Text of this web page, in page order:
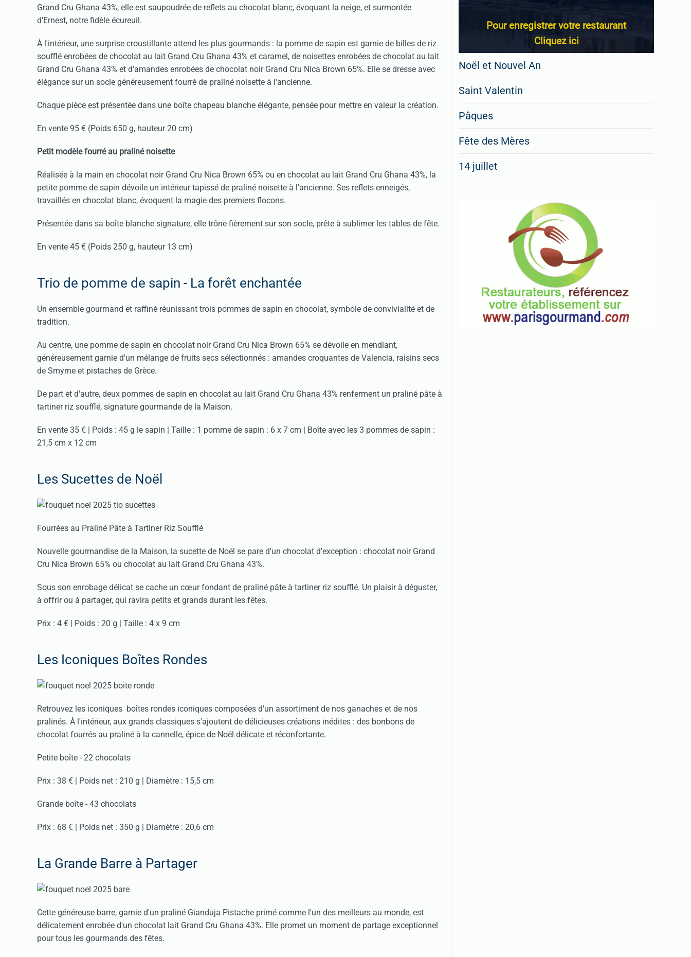
Grand Cru Ghana 43%, elle est saupoudrée de reflets au chocolat blanc, évoquant la neige, et surmontée
d'Ernest, notre fidèle écureuil.
À l'intérieur, une surprise croustillante attend les plus gourmands : la pomme de sapin est garnie de billes de riz
soufflé enrobées de chocolat au lait Grand Cru Ghana 43% et caramel, de noisettes enrobées de chocolat au lait
Grand Cru Ghana 43% et d'amandes enrobées de chocolat noir Grand Cru Nica Brown 65%. Elle se dresse avec
élégance sur un socle généreusement fourré de praliné noisette à l'ancienne.
Chaque pièce est présentée dans une boîte chapeau blanche élégante, pensée pour mettre en valeur la création.
En vente 95 € (Poids 650 g, hauteur 20 cm)
Petit modèle fourré au praliné noisette
Réalisée à la main en chocolat noir Grand Cru Nica Brown 65% ou en chocolat au lait Grand Cru Ghana 43%, la
petite pomme de sapin dévoile un intérieur tapissé de praliné noisette à l'ancienne. Ses reflets enneigés,
travaillés en chocolat blanc, évoquent la magie des premiers flocons.
Présentée dans sa boîte blanche signature, elle trône fièrement sur son socle, prête à sublimer les tables de fête.
En vente 45 € (Poids 250 g, hauteur 13 cm)
Trio de pomme de sapin - La forêt enchantée
Un ensemble gourmand et raffiné réunissant trois pommes de sapin en chocolat, symbole de convivialité et de
tradition.
Au centre, une pomme de sapin en chocolat noir Grand Cru Nica Brown 65% se dévoile en mendiant,
généreusement garnie d'un mélange de fruits secs sélectionnés : amandes croquantes de Valencia, raisins secs
de Smyrne et pistaches de Grèce.
De part et d'autre, deux pommes de sapin en chocolat au lait Grand Cru Ghana 43% renferment un praliné pâte à
tartiner riz soufflé, signature gourmande de la Maison.
En vente 35 € | Poids : 45 g le sapin | Taille : 1 pomme de sapin : 6 x 7 cm | Boîte avec les 3 pommes de sapin :
21,5 cm x 12 cm
Les Sucettes de Noël
Fourrées au Praliné Pâte à Tartiner Riz Soufflé
Nouvelle gourmandise de la Maison, la sucette de Noël se pare d'un chocolat d'exception : chocolat noir Grand
Cru Nica Brown 65% ou chocolat au lait Grand Cru Ghana 43%.
Sous son enrobage délicat se cache un cœur fondant de praliné pâte à tartiner riz soufflé. Un plaisir à déguster,
à offrir ou à partager, qui ravira petits et grands durant les fêtes.
Prix : 4 € | Poids : 20 g | Taille : 4 x 9 cm
Les Iconiques Boîtes Rondes
Retrouvez les iconiques boîtes rondes iconiques composées d'un assortiment de nos ganaches et de nos
pralinés. À l'intérieur, aux grands classiques s'ajoutent de délicieuses créations inédites : des bonbons de
chocolat fourrés au praliné à la cannelle, épice de Noël délicate et réconfortante.
Petite boîte - 22 chocolats
Prix : 38 € | Poids net : 210 g | Diamètre : 15,5 cm
Grande boîte - 43 chocolats
Prix : 68 € | Poids net : 350 g | Diamètre : 20,6 cm
La Grande Barre à Partager
Cette généreuse barre, garnie d'un praliné Gianduja Pistache primé comme l'un des meilleurs au monde, est
délicatement enrobée d'un chocolat lait Grand Cru Ghana 43%. Elle promet un moment de partage exceptionnel
pour tous les gourmands des fêtes.
Pour enregistrer votre restaurant
Cliquez ici
Noël et Nouvel An
Saint Valentin
Pâques
Fête des Mères
14 juillet